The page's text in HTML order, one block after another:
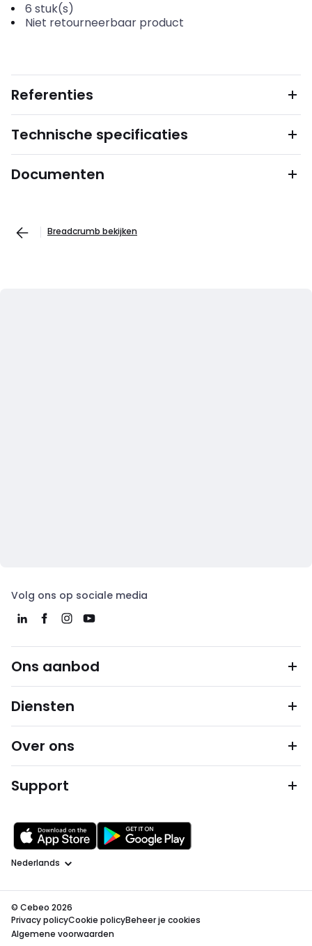
6 stuk(s)
Niet retourneerbaar product
Referenties
Technische specificaties
Documenten
Breadcrumb bekijken
Volg ons op sociale media
Ons aanbod
Diensten
Over ons
Support
Taal
© Cebeo 2026
Privacy policyCookie policyBeheer je cookies
Algemene voorwaarden